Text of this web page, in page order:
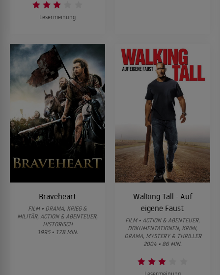
Lesermeinung
Braveheart
FILM • DRAMA, KRIEG &
MILITÄR, ACTION & ABENTEUER,
HISTORISCH
1995 • 178 MIN.
Walking Tall - Auf
eigene Faust
FILM • ACTION & ABENTEUER,
DOKUMENTATIONEN, KRIMI,
DRAMA, MYSTERY & THRILLER
2004 • 86 MIN.
Lesermeinung